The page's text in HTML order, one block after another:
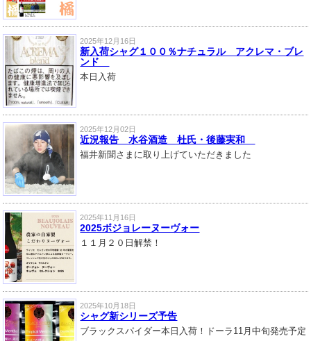
2025年12月16日
新入荷シャグ１００％ナチュラル アクレマ・ブレ
ンド
本日入荷
2025年12月02日
近況報告 水谷酒造 杜氏・後藤実和
福井新聞さまに取り上げていただきました
2025年11月16日
2025ボジョレーヌーヴォー
１１月２０日解禁！
2025年10月18日
シャグ新シリーズ予告
ブラックスパイダー本日入荷！ドーラ11月中旬発売予定